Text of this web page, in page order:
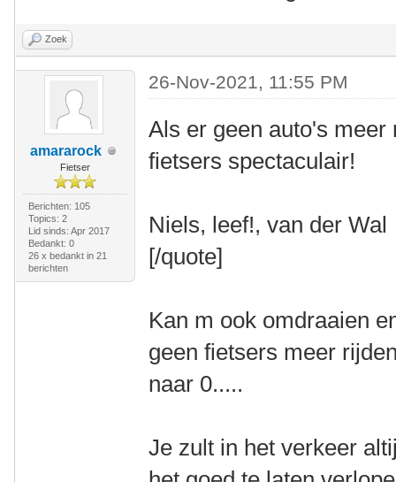
Zoek
amararock
Fietser
Berichten: 105
Topics: 2
Lid sinds: Apr 2017
Bedankt: 0
26 x bedankt in 21
berichten
26-Nov-2021, 11:55 PM
Als er geen auto's
fietsers spectaculair!
Niels, leef!, van der Wal
[/quote]
Kan m ook omdraaien
geen fietsers meer
naar 0.....
Je zult in het verkeer